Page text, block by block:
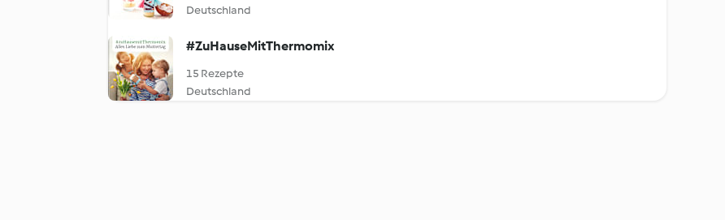
Deutschland
#ZuHauseMitThermomix
15 Rezepte
Deutschland